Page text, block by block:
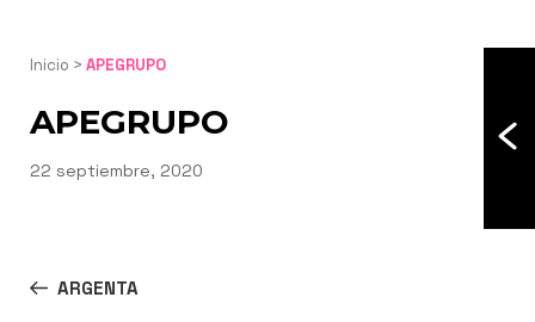
Inicio > APEGRUPO
APEGRUPO
Publicado
22 septiembre, 2020
Entrada
ANTERIOR
ARGENTA